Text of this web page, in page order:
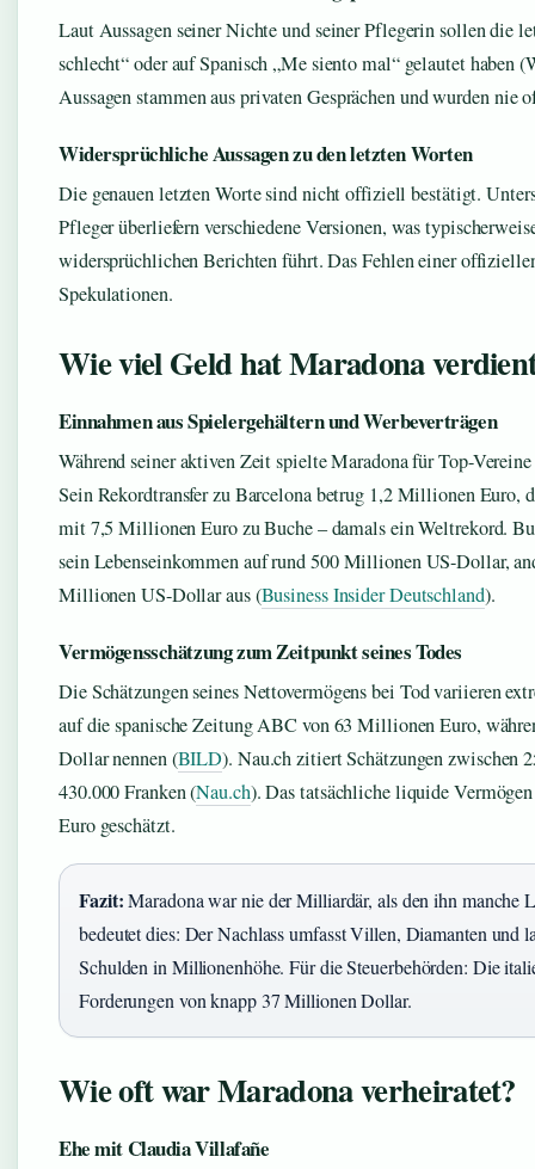
Laut Aussagen seiner Nichte und seiner Pflegerin sollen die
schlecht“ oder auf Spanisch „Me siento mal“ gelautet haben
Aussagen stammen aus privaten Gesprächen und wurden
Widersprüchliche Aussagen zu den letzten Worten
Die genauen letzten Worte sind nicht offiziell bestätigt.
Pfleger überliefern verschiedene Versionen, was
widersprüchlichen Berichten führt. Das Fehlen einer
Spekulationen.
Wie viel Geld hat Maradona
Einnahmen aus Spielergehältern und Werbeverträgen
Während seiner aktiven Zeit spielte Maradona für Top-
Sein Rekordtransfer zu Barcelona betrug 1,2 Millionen Euro,
mit 7,5 Millionen Euro zu Buche – damals ein Weltrekord.
sein Lebenseinkommen auf rund 500 Millionen US-Dollar,
Millionen US-Dollar aus (Business Insider Deutschland).
Vermögensschätzung zum Zeitpunkt seines Todes
Die Schätzungen seines Nettovermögens bei Tod variieren
auf die spanische Zeitung ABC von 63 Millionen Euro,
Dollar nennen (BILD). Nau.ch zitiert Schätzungen
430.000 Franken (Nau.ch). Das tatsächliche liquide
Euro geschätzt.
Fazit:Maradona war nie der Milliardär, als den ihn manche
bedeutet dies: Der Nachlass umfasst Villen, Diamanten und
Schulden in Millionenhöhe. Für die Steuerbehörden: Die
Forderungen von knapp 37 Millionen Dollar.
Wie oft war Maradona verheiratet?
Ehe mit Claudia Villafañe